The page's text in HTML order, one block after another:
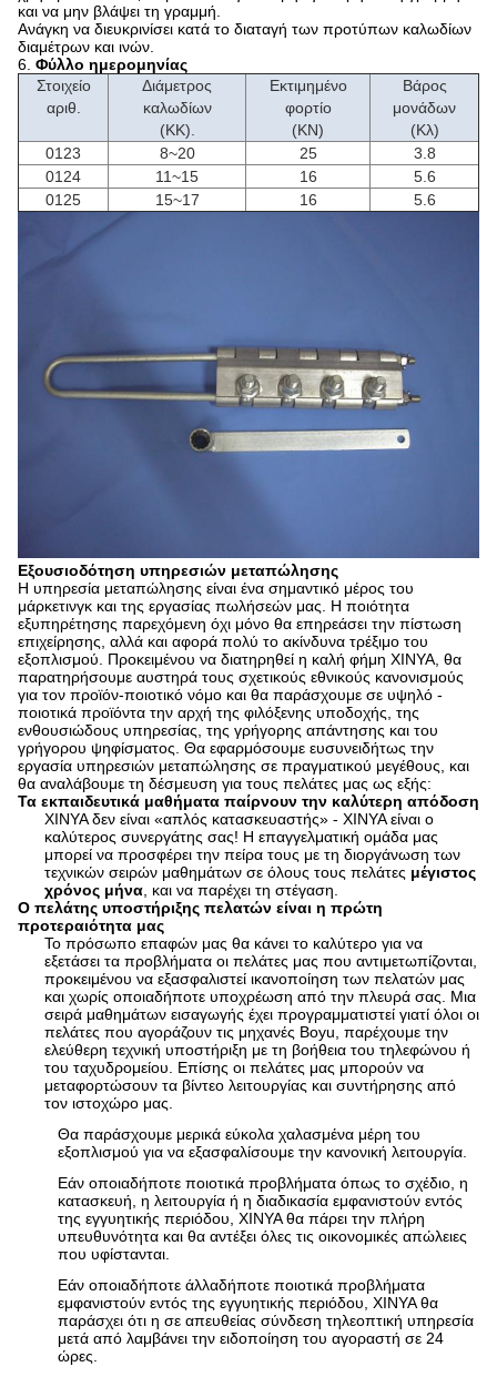
και να μην βλάψει τη γραμμή.
Ανάγκη να διευκρινίσει κατά το διαταγή των προτύπων καλωδίων
διαμέτρων και ινών.
6. Φύλλο ημερομηνίας
Στοιχείο
αριθ.
Διάμετρος
καλωδίων
(ΚΚ).
Εκτιμημένο
φορτίο
(KN)
Βάρος
μονάδων
(Κλ)
0123
8~20 25
3.8
0124
11~15 16
5.6
0125
15~17 16 5.6
Εξουσιοδότηση υπηρεσιών μεταπώλησης
Η υπηρεσία μεταπώλησης είναι ένα σημαντικό μέρος του
μάρκετινγκ και της εργασίας πωλήσεών μας. Η ποιότητα
εξυπηρέτησης παρεχόμενη όχι μόνο θα επηρεάσει την πίστωση
επιχείρησης, αλλά και αφορά πολύ το ακίνδυνα τρέξιμο του
εξοπλισμού. Προκειμένου να διατηρηθεί η καλή φήμη XINYA, θα
παρατηρήσουμε αυστηρά τους σχετικούς εθνικούς κανονισμούς
για τον προϊόν-ποιοτικό νόμο και θα παράσχουμε σε υψηλό -
ποιοτικά προϊόντα την αρχή της φιλόξενης υποδοχής, της
ενθουσιώδους υπηρεσίας, της γρήγορης απάντησης και του
γρήγορου ψηφίσματος. Θα εφαρμόσουμε ευσυνειδήτως την
εργασία υπηρεσιών μεταπώλησης σε πραγματικού μεγέθους, και
θα αναλάβουμε τη δέσμευση για τους πελάτες μας ως εξής:
Τα εκπαιδευτικά μαθήματα παίρνουν την καλύτερη απόδοση
XINYA δεν είναι «απλός κατασκευαστής» - XINYA είναι ο
καλύτερος συνεργάτης σας! Η επαγγελματική ομάδα μας
μπορεί να προσφέρει την πείρα τους με τη διοργάνωση των
τεχνικών σειρών μαθημάτων σε όλους τους πελάτες μέγιστος
χρόνος μήνα, και να παρέχει τη στέγαση.
Ο πελάτης υποστήριξης πελατών είναι η πρώτη
προτεραιότητα μας
Το πρόσωπο επαφών μας θα κάνει το καλύτερο για να
εξετάσει τα προβλήματα οι πελάτες μας που αντιμετωπίζονται,
προκειμένου να εξασφαλιστεί ικανοποίηση των πελατών μας
και χωρίς οποιαδήποτε υποχρέωση από την πλευρά σας. Μια
σειρά μαθημάτων εισαγωγής έχει προγραμματιστεί γιατί όλοι οι
πελάτες που αγοράζουν τις μηχανές Boyu, παρέχουμε την
ελεύθερη τεχνική υποστήριξη με τη βοήθεια του τηλεφώνου ή
του ταχυδρομείου. Επίσης οι πελάτες μας μπορούν να
μεταφορτώσουν τα βίντεο λειτουργίας και συντήρησης από
τον ιστοχώρο μας.
Θα παράσχουμε μερικά εύκολα χαλασμένα μέρη του
εξοπλισμού για να εξασφαλίσουμε την κανονική λειτουργία.
Εάν οποιαδήποτε ποιοτικά προβλήματα όπως το σχέδιο, η
κατασκευή, η λειτουργία ή η διαδικασία εμφανιστούν εντός
της εγγυητικής περιόδου, XINYA θα πάρει την πλήρη
υπευθυνότητα και θα αντέξει όλες τις οικονομικές απώλειες
που υφίστανται.
Εάν οποιαδήποτε άλλαδήποτε ποιοτικά προβλήματα
εμφανιστούν εντός της εγγυητικής περιόδου, XINYA θα
παράσχει ότι η σε απευθείας σύνδεση τηλεοπτική υπηρεσία
μετά από λαμβάνει την ειδοποίηση του αγοραστή σε 24
ώρες.